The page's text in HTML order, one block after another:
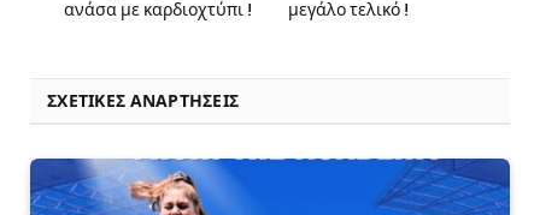
ανάσα με καρδιοχτύπι !
μεγάλο τελικό !
ΣΧΕΤΙΚΈΣ ΑΝΑΡΤΉΣΕΙΣ